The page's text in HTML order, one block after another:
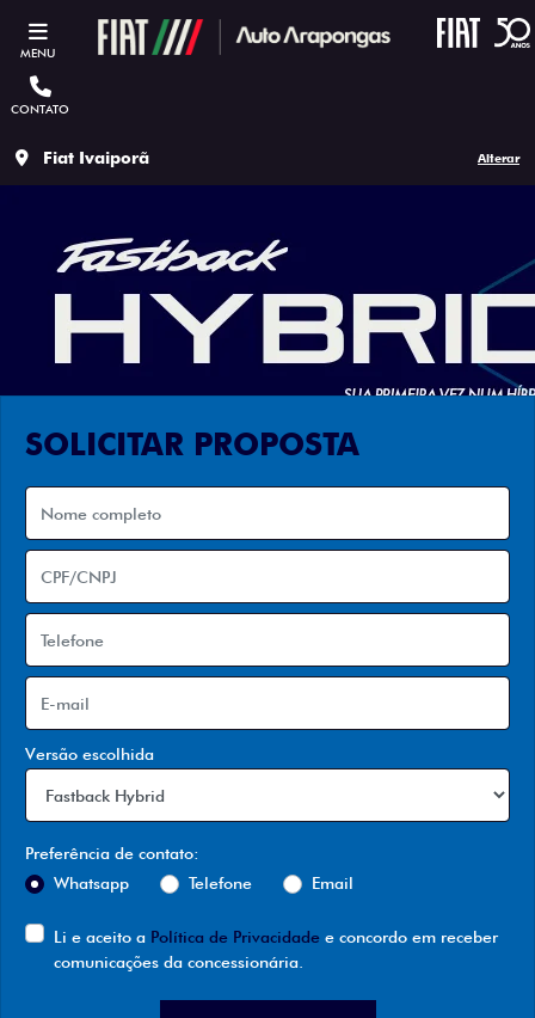
MENU
CONTATO
Fiat Ivaiporã Alterar
SOLICITAR PROPOSTA
Versão escolhida
Preferência de contato:
Whatsapp
Telefone Email
Li e aceito a Política de Privacidade e concordo em receber
comunicações da concessionária.